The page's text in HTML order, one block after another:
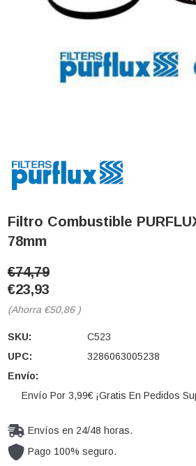
Filtro Combustible
78mm
€74,79
€23,93
(Ahorra €50,86 )
SKU:
C523
UPC:
3286063005238
Envío:
Envío Por 3,99€ ¡Gratis En Pedidos
Envíos en 24/48 horas.
Pago 100% seguro.